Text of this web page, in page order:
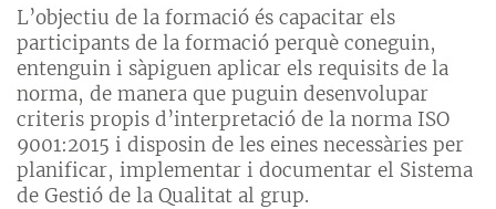
L’objectiu de la formació és capacitar els
participants de la formació perquè coneguin,
entenguin i sàpiguen aplicar els requisits de la
norma, de manera que puguin desenvolupar
criteris propis d’interpretació de la norma ISO
9001:2015 i disposin de les eines necessàries per
planificar, implementar i documentar el Sistema
de Gestió de la Qualitat al grup.